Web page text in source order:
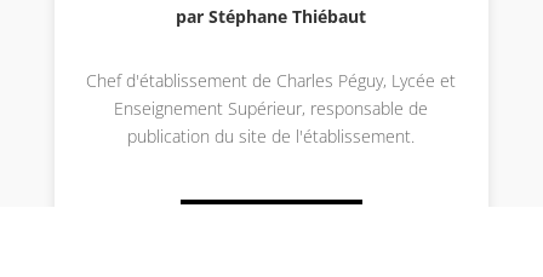
par Stéphane Thiébaut
Chef d'établissement de Charles Péguy, Lycée et
Enseignement Supérieur, responsable de
publication du site de l'établissement.